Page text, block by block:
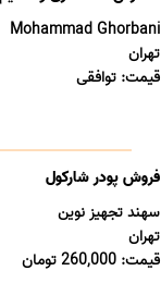
Mohammad Ghorbani
تهران
قیمت: توافقی
فروش پودر شارکول
سهند تجهیز نوین
تهران
قیمت: 260,000 تومان